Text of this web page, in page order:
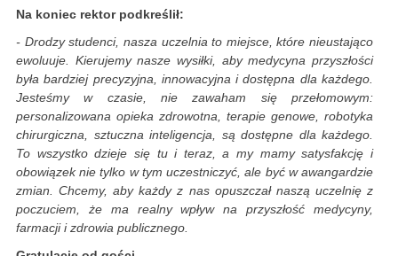
Na koniec rektor podkreślił:
- Drodzy studenci, nasza uczelnia to miejsce, które nieustająco
ewoluuje. Kierujemy nasze wysiłki, aby medycyna przyszłości
była bardziej precyzyjna, innowacyjna i dostępna dla każdego.
Jesteśmy w czasie, nie zawaham się przełomowym:
personalizowana opieka zdrowotna, terapie genowe, robotyka
chirurgiczna, sztuczna inteligencja, są dostępne dla każdego.
To wszystko dzieje się tu i teraz, a my mamy satysfakcję i
obowiązek nie tylko w tym uczestniczyć, ale być w awangardzie
zmian. Chcemy, aby każdy z nas opuszczał naszą uczelnię z
poczuciem, że ma realny wpływ na przyszłość medycyny,
farmacji i zdrowia publicznego.